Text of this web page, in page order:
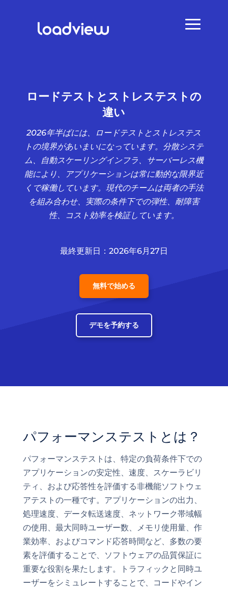
ロードテストとストレステストの
違い
2026年半ばには、ロードテストとストレステス
トの境界があいまいになっています。分散システ
ム、自動スケーリングインフラ、サーバーレス機
能により、アプリケーションは常に動的な限界近
くで稼働しています。現代のチームは両者の手法
を組み合わせ、実際の条件下での弾性、耐障害
性、コスト効率を検証しています。
最終更新日：2026年6月27日
無料で始める
デモを予約する
パフォーマンステストとは？
パフォーマンステストは、特定の負荷条件下での
アプリケーションの安定性、速度、スケーラビリ
ティ、および応答性を評価する非機能ソフトウェ
アテストの一種です。アプリケーションの出力、
処理速度、データ転送速度、ネットワーク帯域幅
の使用、最大同時ユーザー数、メモリ使用量、作
業効率、およびコマンド応答時間など、多数の要
素を評価することで、ソフトウェアの品質保証に
重要な役割を果たします。トラフィックと同時ユ
ーザーをシミュレートすることで、コードやイン